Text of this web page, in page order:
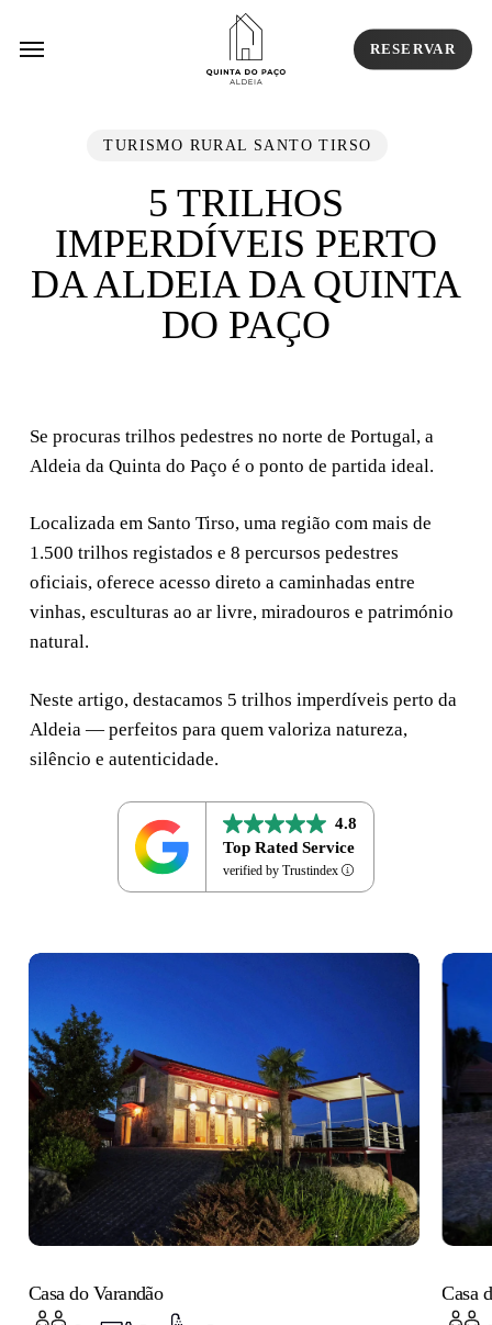
RESERVAR
Menu
TURISMO RURAL SANTO TIRSO
5 TRILHOS
IMPERDÍVEIS PERTO
DA ALDEIA DA QUINTA
DO PAÇO
Se procuras trilhos pedestres no norte de Portugal, a
Aldeia da Quinta do Paço é o ponto de partida ideal.
Localizada em Santo Tirso, uma região com mais de
1.500 trilhos registados e 8 percursos pedestres
oficiais, oferece acesso direto a caminhadas entre
vinhas, esculturas ao ar livre, miradouros e património
natural.
Neste artigo, destacamos 5 trilhos imperdíveis perto da
Aldeia — perfeitos para quem valoriza natureza,
silêncio e autenticidade.
4.8
Top Rated Service
verified by Trustindex
Casa do Varandão Casa